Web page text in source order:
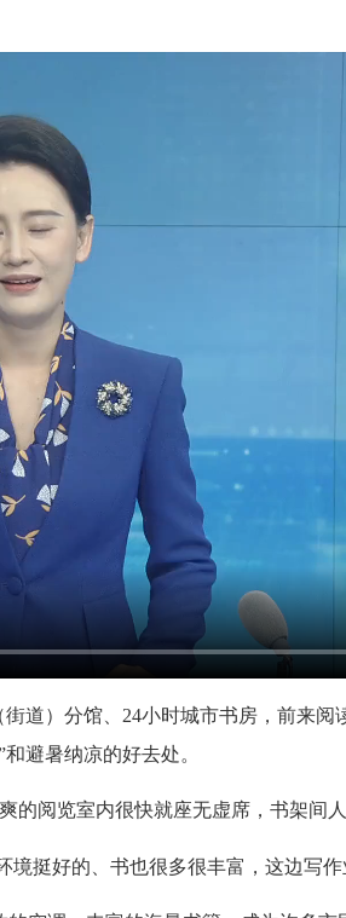
）分馆、24小时城市书房，前来阅
避暑纳凉的好去处。
览室内很快就座无虚席，书架间人
挺好的、书也很多很丰富，这边写作